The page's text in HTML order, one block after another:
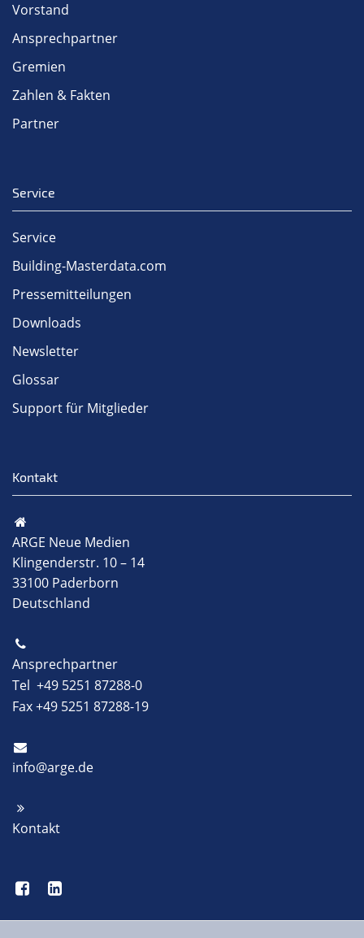
Vorstand
Ansprechpartner
Gremien
Zahlen & Fakten
Partner
Service
Service
Building-Masterdata.com
Pressemitteilungen
Downloads
Newsletter
Glossar
Support für Mitglieder
Kontakt
ARGE Neue Medien
Klingenderstr. 10 – 14
33100 Paderborn
Deutschland
Ansprechpartner
Tel +49 5251 87288-0
Fax +49 5251 87288-19
info@arge.de
Kontakt